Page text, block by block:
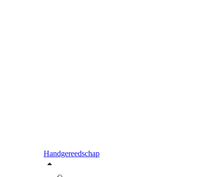
Handgereedschap